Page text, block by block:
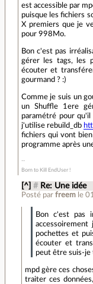
est accessible par
puisque les fichiers
X premiers que je
pour 998Mo.
Bon c'est pas
gérer les tags, les
écouter et
gourmand ? :)
Comme je suis un
un Shuffle 1ere
paramétré pour
j'utilise rebuild_db
fichiers qui vont
programme après
Born to Kill EndUser !
[^] # Re: Une idée
Posté parfreem le
Bon c'est pas
accessoirement
pochettes et
écouter et
peut être suis-je
mpd gère ces
traiter ces